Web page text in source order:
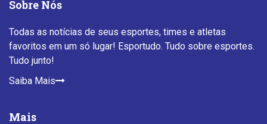
Sobre Nós
Todas as notícias de seus esportes, times e atletas
favoritos em um só lugar! Esportudo. Tudo sobre esportes.
Tudo junto!
Saiba Mais
Mais